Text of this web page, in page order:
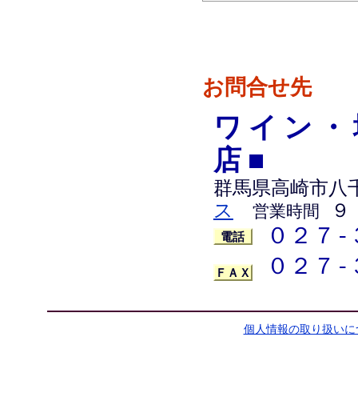
お問合せ先
ワイン
店■
群馬県高崎市
ス
営業時間 ９
電話 ０２７-
ＦＡＸ ０２７-
個人情報の取り扱いに